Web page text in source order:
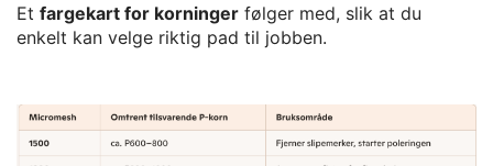
Et fargekart for korninger følger med, slik at du
enkelt kan velge riktig pad til jobben.